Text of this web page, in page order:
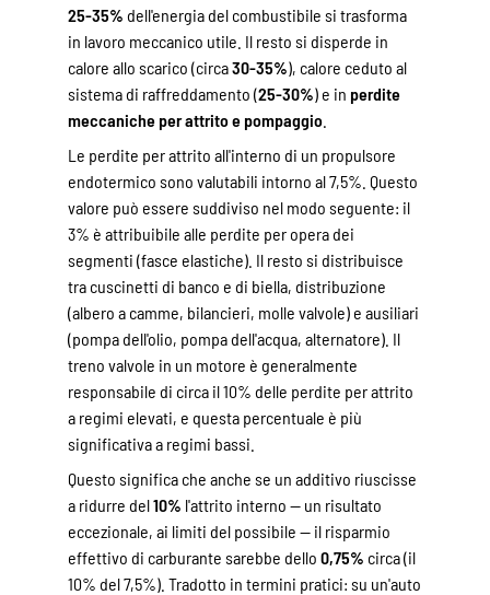
25-35% dell'energia del combustibile si trasforma
in lavoro meccanico utile. Il resto si disperde in
calore allo scarico (circa30-35%), calore ceduto al
sistema di raffreddamento (25-30%) e in perdite
meccaniche per attrito e pompaggio
Le perdite per attrito all'interno di un propulsore
endotermico sono valutabili intorno al 7,5%. Questo
valore può essere suddiviso nel modo seguente: il
3% è attribuibile alle perdite per opera dei
segmenti (fasce elastiche). Il resto si distribuisce
tra cuscinetti di banco e di biella, distribuzione
(albero a camme, bilancieri, molle valvole) e ausiliari
(pompa dell'olio, pompa dell'acqua, alternatore). Il
treno valvole in un motore è generalmente
responsabile di circa il 10% delle perdite per attrito
a regimi elevati, e questa percentuale è più
significativa a regimi bassi.
Questo significa che anche se un additivo riuscisse
a ridurre del10% l'attrito interno — un risultato
eccezionale, ai limiti del possibile — il risparmio
effettivo di carburante sarebbe dello 0,75% circa (il
10% del 7,5%). Tradotto in termini pratici: su un'auto